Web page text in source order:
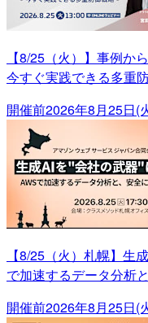
【8/25（火）】事例か
今すぐ実践できる多重
開催前2026年8月25日(
【8/25（火）札幌】生
で加速するデータ分析
開催前2026年8月25日(